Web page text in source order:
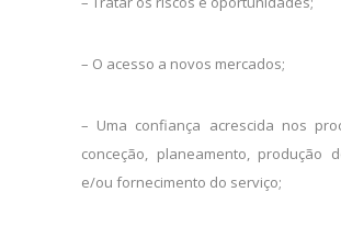
– O acesso a novos mercados;
– Uma confiança acrescida nos
conceção, planeamento, produção
e/ou fornecimento do serviço;